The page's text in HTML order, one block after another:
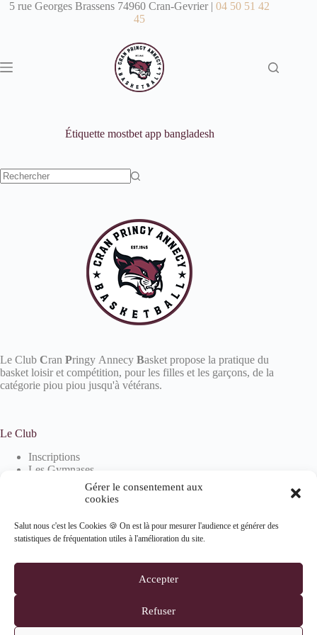
Gérer le consentement aux
cookies
Salut nous c'est les Cookies 🍪 On est là pour mesurer l'audience et générer des
statistiques de fréquentation utiles à l'amélioration du site.
Accepter
Refuser
Passer
5 rue Georges Brassens 74960 Cran-Gevrier |04 50 51 42
45
Étiquettemostbet app bangladesh
Le Club Cran Pringy Annecy Basket propose la pratique du
basket loisir et compétition, pour les filles et les garçons, de la
catégorie piou piou jusqu'à vétérans.
Le Club
Inscriptions
Les Gymnases
Devenir partenaire
Informations
Mentions Légales
Politique de confidentialité
Suivez-nous